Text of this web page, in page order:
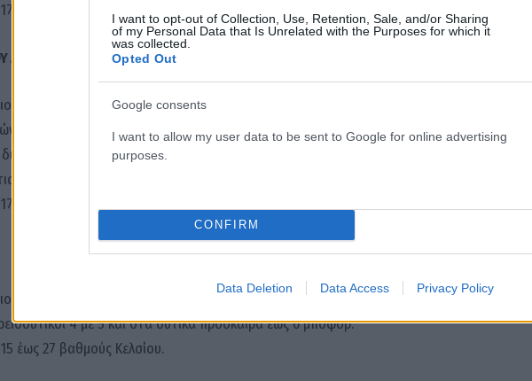
I want to opt-out of Collection, Use, Retention, Sale, and/or Sharing
of my Personal Data that Is Unrelated with the Purposes for which it
was collected.
Opted Out
Google consents
I want to allow my user data to be sent to Google for online advertising
purposes.
CONFIRM
Data Deletion Data Access Privacy Policy
έως 25 και στην Κρήτη τοπικά 26 με 27 βαθμούς Κελσίου.
ΑΙΓΑΙΟΥ – ΔΩΔΕΚΑΝΗΣΑ
με παροδικές νεφώσεις τις πρωινές ώρες στα νησιά του ανατολικού Αιγαίου με
τοπικών βροχών.
3 με 5, που γρήγορα θα στραφούν σε δυτικούς βορειοδυτικούς
έως 6 μποφόρ.
έως 27 βαθμούς Κελσίου. Στα βόρεια 3 με 4 βαθμούς χαμηλότερη.
με λίγες τοπικές νεφώσεις τις μεσημβρινές – απογευματινές ώρες.
4 με 5 και στα δυτικά πρόσκαιρα έως 6 μποφόρ.
έως 27 βαθμούς Κελσίου.